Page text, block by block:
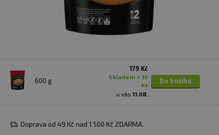
600 g
179 Kč
skladem > 10
ks
u vás 11.08.
Do košíku
Doprava od 49 Kč nad 1 500 Kč ZDARMA.